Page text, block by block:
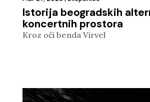
Istorija beogradskih
koncertnih prostora
Kroz oči benda Virvel